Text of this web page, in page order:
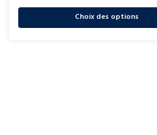
Choix des options